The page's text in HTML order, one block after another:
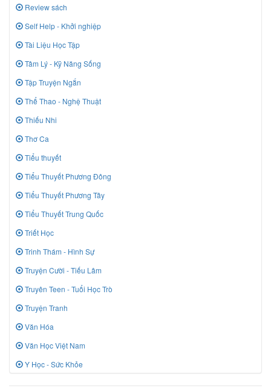
Review sách
Self Help - Khởi nghiệp
Tài Liệu Học Tập
Tâm Lý - Kỹ Năng Sống
Tập Truyện Ngắn
Thể Thao - Nghệ Thuật
Thiếu Nhi
Thơ Ca
Tiểu thuyết
Tiểu Thuyết Phương Đông
Tiểu Thuyết Phương Tây
Tiểu Thuyết Trung Quốc
Triết Học
Trinh Thám - Hình Sự
Truyện Cười - Tiếu Lâm
Truyên Teen - Tuổi Học Trò
Truyện Tranh
Văn Hóa
Văn Học Việt Nam
Y Học - Sức Khỏe